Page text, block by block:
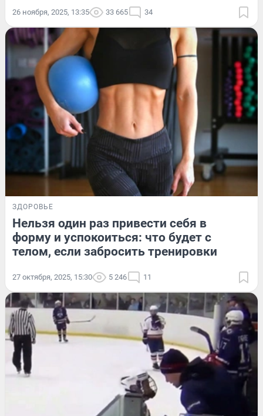
26 ноября, 2025, 13:35 33 665 34
ЗДОРОВЬЕ
Нельзя один раз привести себя в
форму и успокоиться: что будет с
телом, если забросить тренировки
27 октября, 2025, 15:30 5 246 11